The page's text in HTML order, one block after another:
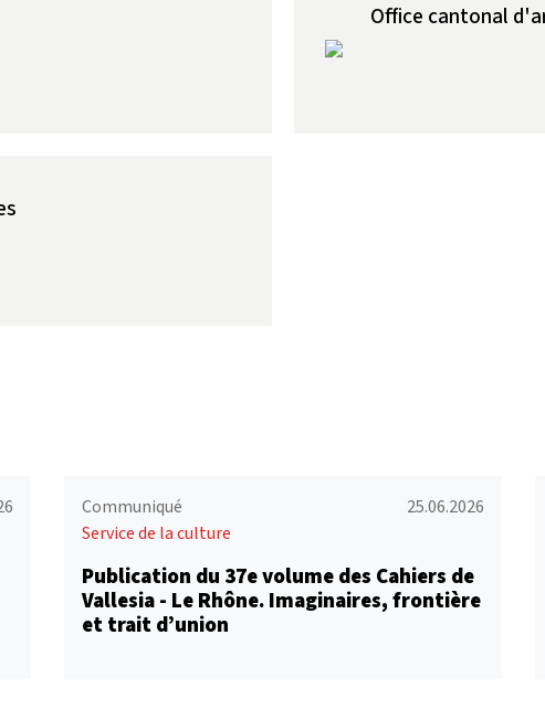
Office cantonal
Communiqué
25.06.2026
Service de la culture
Publication du 37e volume des Cahiers de
Vallesia - Le Rhône. Imaginaires, frontière
et trait d’union